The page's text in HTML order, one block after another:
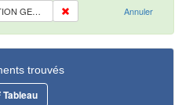
Auteur moral: "INSPECTION GENERALE DES SERVICES DES AFFAIRES MARITIMES" Annuler
trouvés